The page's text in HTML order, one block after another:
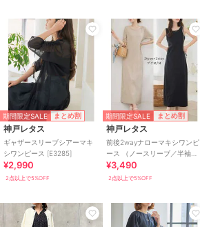
期間限定SALE まとめ割
神戸レタス
ギャザースリーブシアーマキ
シワンピース [E3285]
¥2,990
2点以上で5%OFF
期間限定SALE まとめ割
神戸レタス
前後2wayナローマキシワンピ
ース （ノースリーブ／半袖）
[E3512]
¥3,490
2点以上で5%OFF